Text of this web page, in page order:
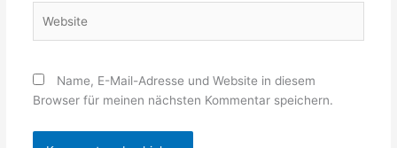
Name, E-Mail-Adresse und Website in diesem
Browser für meinen nächsten Kommentar speichern.